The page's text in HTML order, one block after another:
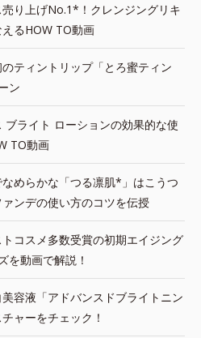
売り上げNo.1*！クレンジングリキ
るHOW TO動画
ティントリップ「とろ蜜ティン
ン
ブライト ローションの効果的な使
TO動画
なめらかな「つる凛肌*」はこうつ
ンデの使い方のコツを伝授
トコスメ多数受賞の初期エイジング
を動画で解説！
容液「アドバンスドブライトニン
ャーをチェック！